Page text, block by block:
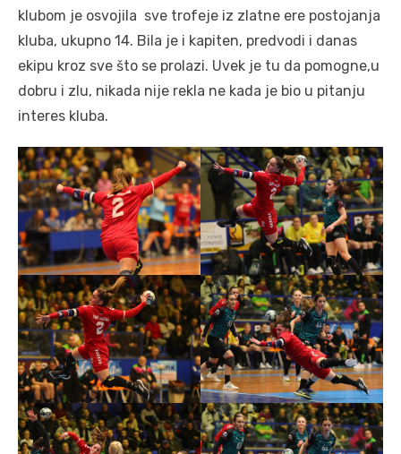
klubom je osvojila sve trofeje iz zlatne ere postojanja
kluba, ukupno 14. Bila je i kapiten, predvodi i danas
ekipu kroz sve što se prolazi. Uvek je tu da pomogne,u
dobru i zlu, nikada nije rekla ne kada je bio u pitanju
interes kluba.